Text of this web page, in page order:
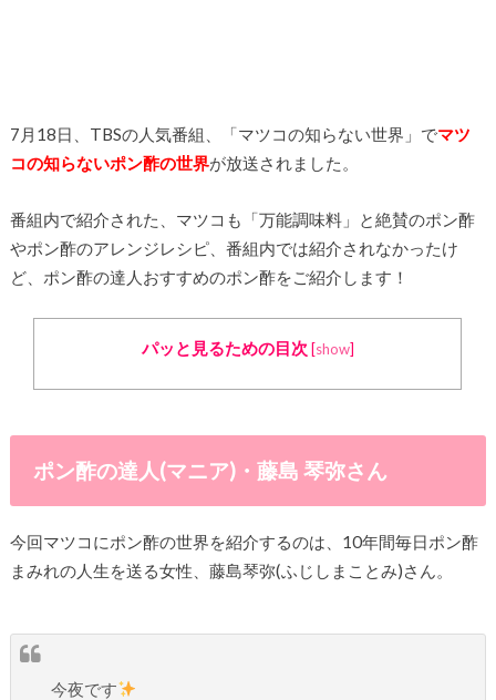
7月18日、TBSの人気番組、「マツコの知らない世界」でマツ
コの知らないポン酢の世界が放送されました。
番組内で紹介された、マツコも「万能調味料」と絶賛のポン酢
やポン酢のアレンジレシピ、番組内では紹介されなかったけ
ど、ポン酢の達人おすすめのポン酢をご紹介します！
パッと見るための目次 [show]
ポン酢の達人(マニア)・藤島 琴弥さん
今回マツコにポン酢の世界を紹介するのは、10年間毎日ポン酢
まみれの人生を送る女性、藤島琴弥(ふじしまことみ)さん。
今夜です